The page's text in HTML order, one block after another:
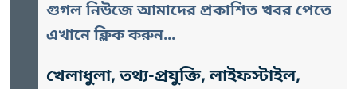
গুগল নিউজে আমাদের প্রকাশিত খবর পেতে
এখানে ক্লিক করুন...
খেলাধুলা, তথ্য-প্রযুক্তি, লাইফস্টাইল,